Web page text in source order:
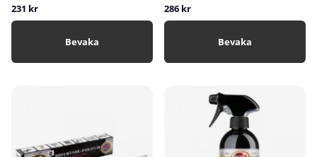
231 kr
Bevaka
286 kr
Bevaka